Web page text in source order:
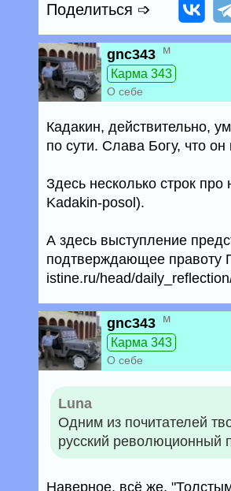
Поделиться ➩
gnc343 м
Карма 343
О себе
Кадакин, действительно,
по сути. Слава Богу, что
Здесь несколько строк
Kadakin-posol).
А здесь выступление
подтверждающее правоту
istine.ru/head/
gnc343 м
Карма 343
О себе
Luna
Одним из почитателей
русский революционный
Наверное, всё же,